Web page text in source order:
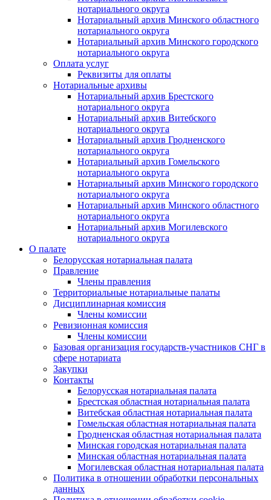
нотариального округа
Нотариальный архив Минского областного
нотариального округа
Нотариальный архив Минского городского
нотариального округа
Оплата услуг
Реквизиты для оплаты
Нотариальные архивы
Нотариальный архив Брестского
нотариального округа
Нотариальный архив Витебского
нотариального округа
Нотариальный архив Гродненского
нотариального округа
Нотариальный архив Гомельского
нотариального округа
Нотариальный архив Минского городского
нотариального округа
Нотариальный архив Минского областного
нотариального округа
Нотариальный архив Могилевского
нотариального округа
О палате
Белорусская нотариальная палата
Правление
Члены правления
Территориальные нотариальные палаты
Дисциплинарная комиссия
Члены комиссии
Ревизионная комиссия
Члены комиссии
Базовая организация государств-участников СНГ в
сфере нотариата
Закупки
Контакты
Белорусская нотариальная палата
Брестская областная нотариальная палата
Витебская областная нотариальная палата
Гомельская областная нотариальная палата
Гродненская областная нотариальная палата
Минская городская нотариальная палата
Минская областная нотариальная палата
Могилевская областная нотариальная палата
Политика в отношении обработки персональных
данных